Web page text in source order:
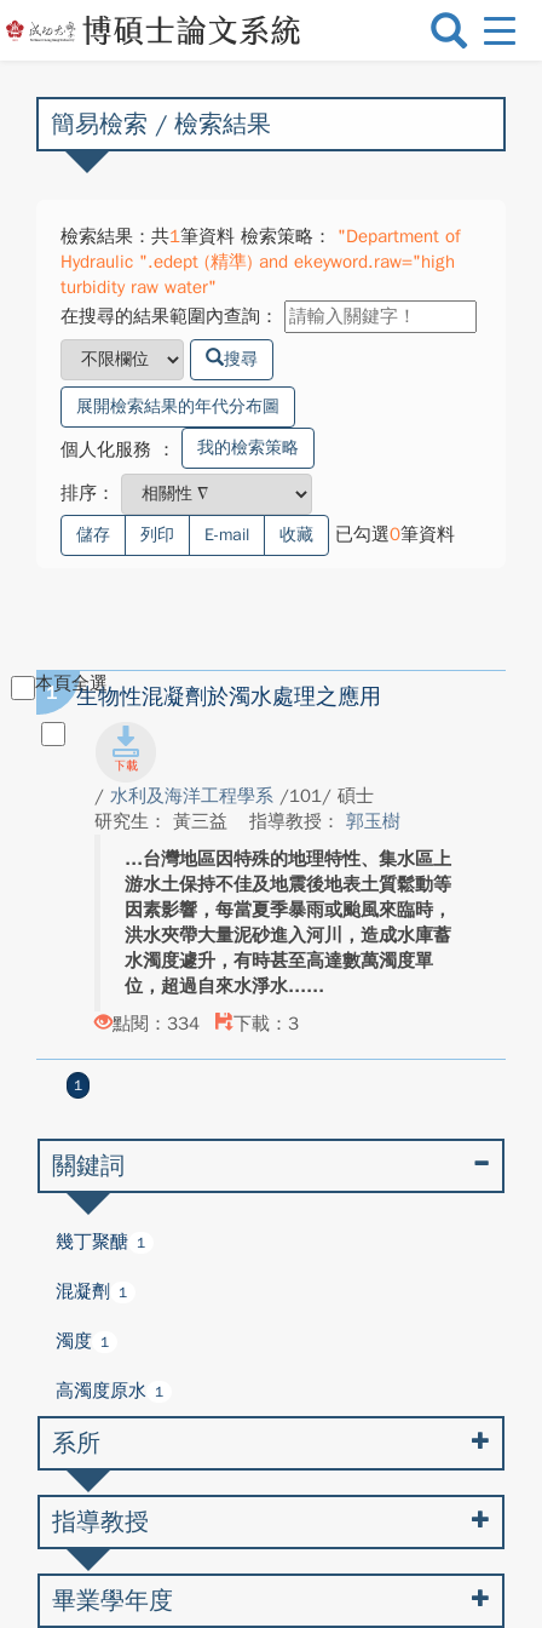
選
換
簡易檢索 / 檢索結果
檢索結果：共1筆資料 檢索策略：
"Department of
Hydraulic ".edept (精準) and ekeyword.raw="high
turbidity raw water"
在搜尋的結果範圍內查詢：
搜尋
展開檢索結果的年代分布圖
個人化服務 ： 我的檢索策略
排序：
儲存 列印 E-mail 收藏 已勾選0筆資料
本頁全選
1 生物性混凝劑於濁水處理之應用
/ 水利及海洋工程學系 /101/ 碩士
研究生： 黃三益
指導教授： 郭玉樹
台灣地區因特殊的地理特性、集水區上
游水土保持不佳及地震後地表土質鬆動等
因素影響，每當夏季暴雨或颱風來臨時，
洪水夾帶大量泥砂進入河川，造成水庫蓄
水濁度遽升，有時甚至高達數萬濁度單
位，超過自來水淨水...
點閱：334
下載：3
1
關鍵詞
幾丁聚醣 1
混凝劑 1
濁度 1
高濁度原水 1
系所
指導教授
畢業學年度